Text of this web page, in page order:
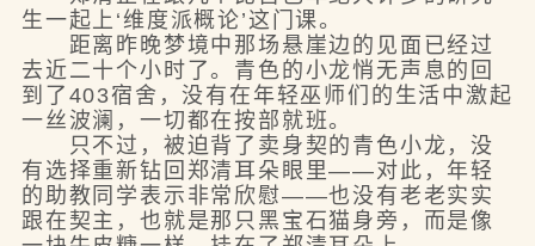
生一起上‘维度派概论’这门课。
距离昨晚梦境中那场悬崖边的见面已经过
去近二十个小时了。青色的小龙悄无声息的回
到了403宿舍，没有在年轻巫师们的生活中激起
一丝波澜，一切都在按部就班。
只不过，被迫背了卖身契的青色小龙，没
有选择重新钻回郑清耳朵眼里——对此，年轻
的助教同学表示非常欣慰——也没有老老实实
跟在契主，也就是那只黑宝石猫身旁，而是像